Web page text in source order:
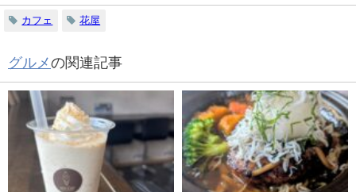
カフェ 花屋
グルメの関連記事